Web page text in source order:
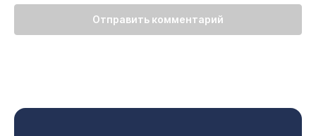
Отправить комментарий